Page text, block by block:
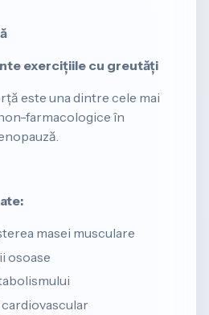
exercițiile cu greutăți
este una dintre cele mai
farmacologice în
masei musculare
osoase